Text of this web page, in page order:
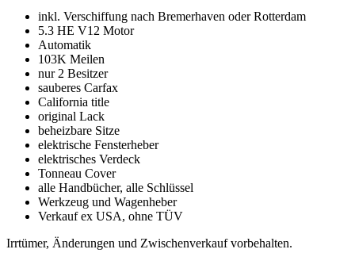
inkl. Verschiffung nach Bremerhaven oder Rotterdam
5.3 HE V12 Motor
Automatik
103K Meilen
nur 2 Besitzer
sauberes Carfax
California title
original Lack
beheizbare Sitze
elektrische Fensterheber
elektrisches Verdeck
Tonneau Cover
alle Handbücher, alle Schlüssel
Werkzeug und Wagenheber
Verkauf ex USA, ohne TÜV
Irrtümer, Änderungen und Zwischenverkauf vorbehalten.